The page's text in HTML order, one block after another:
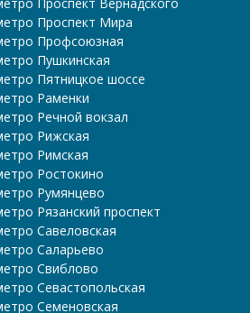
Проспект Мира
Профсоюзная
Пушкинская
Пятницкое шоссе
Раменки
Речной вокзал
Рижская
Римская
Ростокино
Румянцево
Рязанский проспект
Савеловская
Саларьево
Свиблово
Севастопольская
Семеновская